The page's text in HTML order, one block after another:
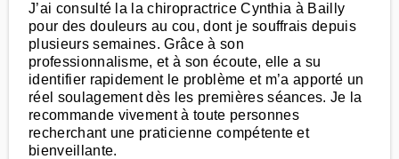
J’ai consulté la la chiropractrice Cynthia à Bailly
pour des douleurs au cou, dont je souffrais depuis
plusieurs semaines. Grâce à son
professionnalisme, et à son écoute, elle a su
identifier rapidement le problème et m’a apporté un
réel soulagement dès les premières séances. Je la
recommande vivement à toute personnes
recherchant une praticienne compétente et
bienveillante.